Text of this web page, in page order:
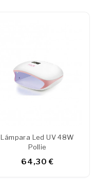
Lámpara Led UV 48W
Pollie
64,30 €